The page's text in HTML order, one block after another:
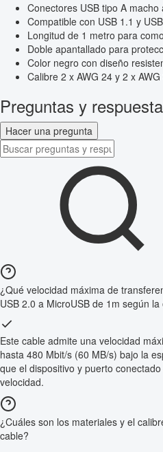
Conectores USB tipo A
Compatible con USB 1.1 y
Longitud de 1 metro para
Doble apantallado para
Color negro con diseño
Calibre 2 x AWG 24 y 2 x
Preguntas y
Hacer una pregunta
¿Qué velocidad máxima de
USB 2.0 a MicroUSB de 1m según
Este cable admite una velocidad
hasta 480 Mbit/s (60 MB/s) bajo la
que el dispositivo y puerto
velocidad.
¿Cuáles son los materiales y el
cable?